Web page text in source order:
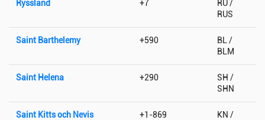
Ryssland +7
RU /
RUS
Saint Barthelemy +590
BL /
BLM
Saint Helena +290
SH /
SHN
Saint Kitts och Nevis +1-869
KN /